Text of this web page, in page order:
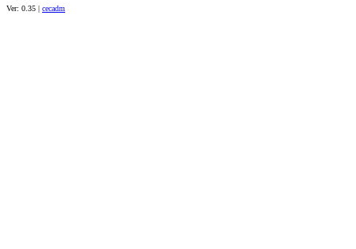
Ver: 0.35 | cecadm